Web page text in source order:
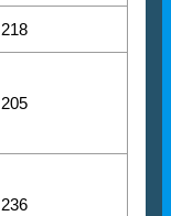
218
205
236